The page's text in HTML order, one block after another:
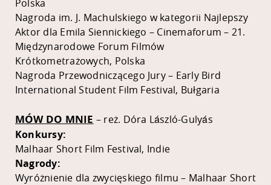
Polska
Nagroda im. J. Machulskiego w kategorii Najlepszy
Aktor dla Emila Siennickiego – Cinemaforum – 21.
Międzynarodowe Forum Filmów
Krótkometrażowych, Polska
Nagroda Przewodniczącego Jury – Early Bird
International Student Film Festival, Bułgaria
MÓW DO MNIE – reż. Dóra László-Gulyás
Konkursy:
Malhaar Short Film Festival, Indie
Nagrody:
Wyróżnienie dla zwycięskiego filmu – Malhaar Short